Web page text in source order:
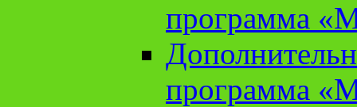
программа
программа